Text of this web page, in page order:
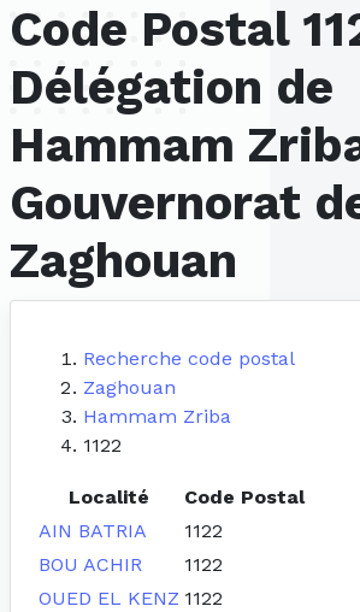
Code Postal
Délégation de
Hammam
Gouvernorat
Zaghouan
Recherche code postal
Zaghouan
Hammam Zriba
1122
Localité
Code Postal
AIN BATRIA
1122
BOU ACHIR
1122
OUED EL KENZ 1122